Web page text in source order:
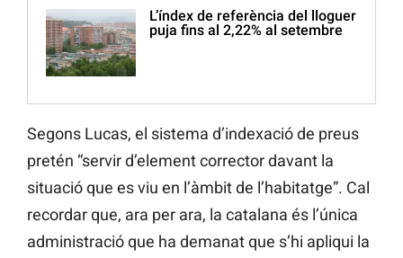
L’índex de referència del lloguer
puja fins al 2,22% al setembre
Segons Lucas, el sistema d’indexació de preus
pretén “servir d’element corrector davant la
situació que es viu en l’àmbit de l’habitatge”. Cal
recordar que, ara per ara, la catalana és l’única
administració que ha demanat que s’hi apliqui la